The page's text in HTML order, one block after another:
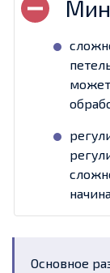
Основное